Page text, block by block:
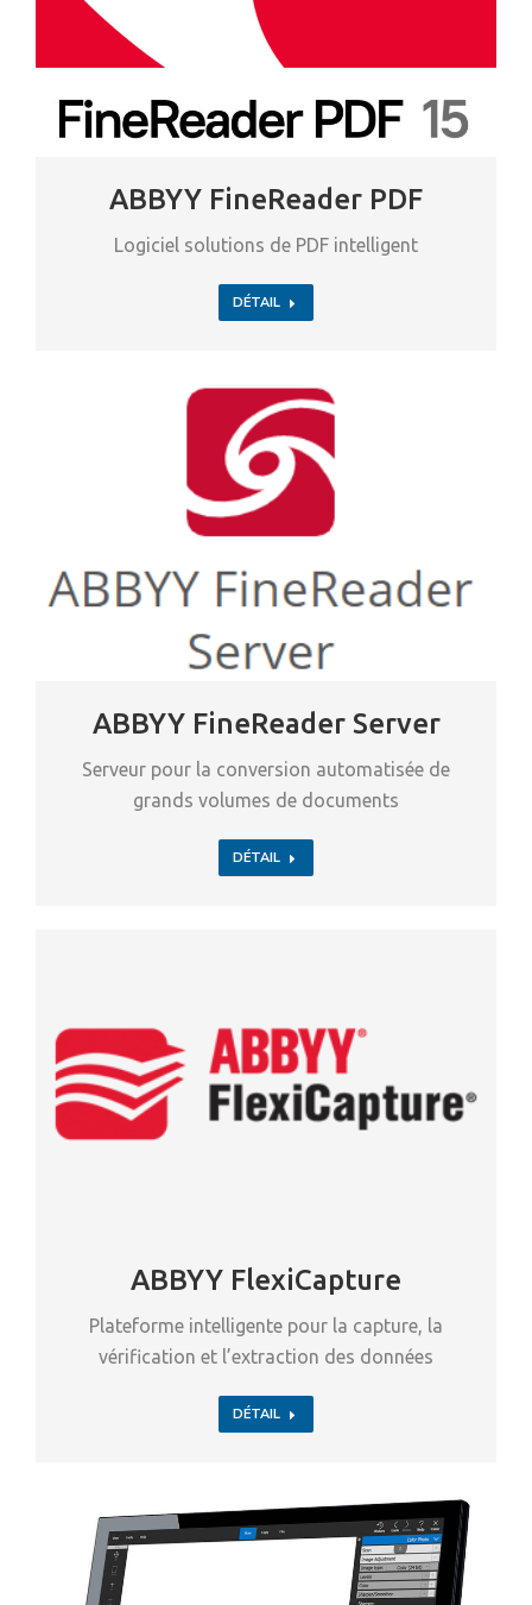
ABBYY FineReader PDF
Logiciel solutions de PDF intelligent
DÉTAIL
ABBYY FineReader Server
Serveur pour la conversion automatisée de
grands volumes de documents
DÉTAIL
ABBYY FlexiCapture
Plateforme intelligente pour la capture, la
vérification et l’extraction des données
DÉTAIL